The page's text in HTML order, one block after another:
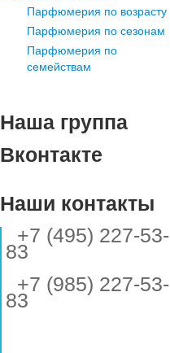
Парфюмерия по возрасту
Парфюмерия по сезонам
Парфюмерия по
семействам
Наша группа
Вконтакте
Наши контакты
+7 (495) 227-53-
83
+7 (985) 227-53-
83